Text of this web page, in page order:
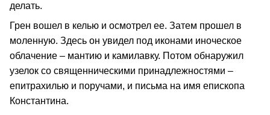
делать.
Грен вошел в келью и осмотрел ее. Затем прошел в
моленную. Здесь он увидел под иконами иноческое
облачение – мантию и камилавку. Потом обнаружил
узелок со священническими принадлежностями –
епитрахилью и поручами, и письма на имя епископа
Константина.